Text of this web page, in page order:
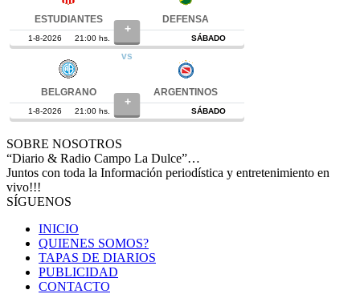
SOBRE NOSOTROS
“Diario & Radio Campo La Dulce”…
Juntos con toda la Información periodística y entretenimiento en
vivo!!!
SÍGUENOS
INICIO
QUIENES SOMOS?
TAPAS DE DIARIOS
PUBLICIDAD
CONTACTO